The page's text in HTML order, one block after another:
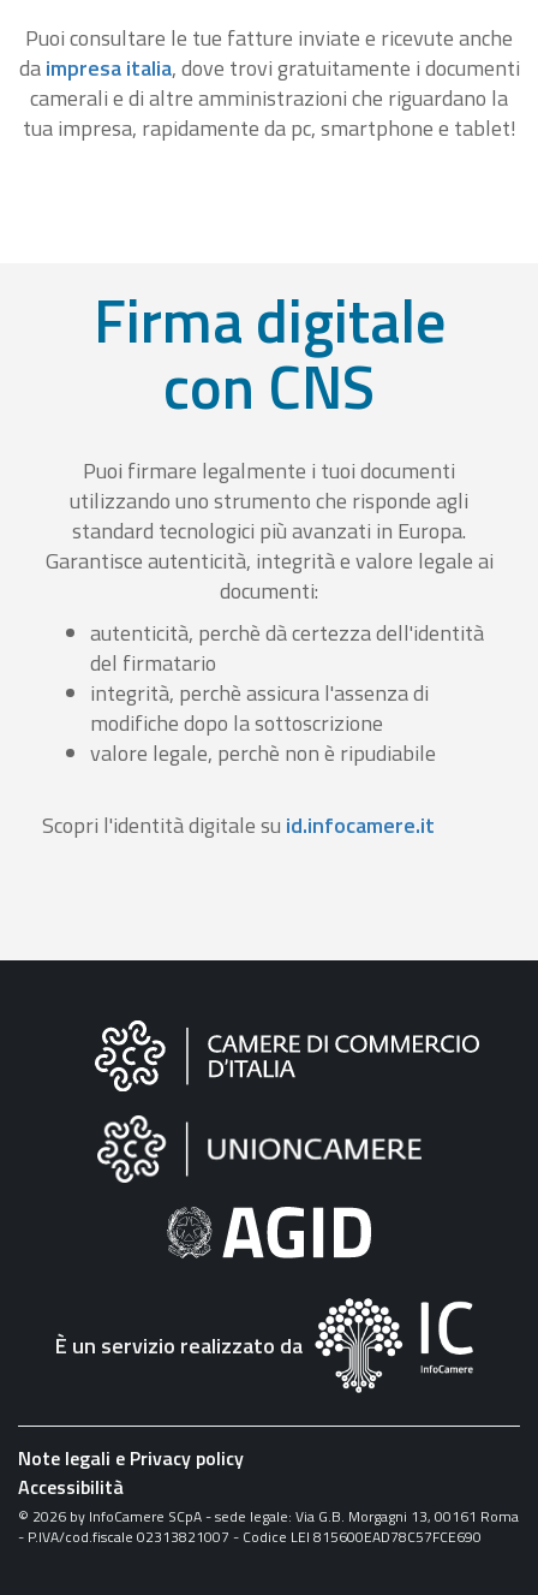
Puoi consultare le tue fatture inviate e ricevute anche
daimpresa italia, dove trovi gratuitamente i documenti
camerali e di altre amministrazioni che riguardano la
tua impresa, rapidamente da pc, smartphone e tablet!
Firma digitale
con CNS
Puoi firmare legalmente i tuoi documenti
utilizzando uno strumento che risponde agli
standard tecnologici più avanzati in Europa.
Garantisce autenticità, integrità e valore legale ai
documenti:
autenticità, perchè dà certezza dell'identità
del firmatario
integrità, perchè assicura l'assenza di
modifiche dopo la sottoscrizione
valore legale, perchè non è ripudiabile
Scopri l'identità digitale su id.infocamere.it
Informazioni
"Fattura
Elettronica"
È un servizio realizzato da
Note legali e Privacy policy
Accessibilità
© 2026 by InfoCamere SCpA - sede legale: Via G.B. Morgagni 13, 00161 Roma
- P.IVA/cod.fiscale 02313821007 - Codice LEI 815600EAD78C57FCE690